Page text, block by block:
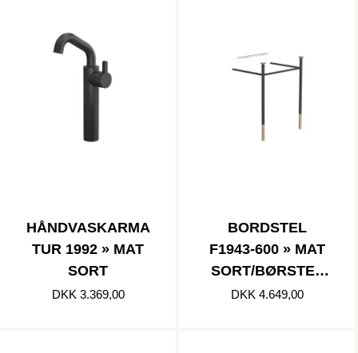
HÅNDVASKARMA
TUR 1992 » MAT
SORT
DKK 3.369,00
BORDSTEL
F1943-600 » MAT
SORT/BØRSTET
GULD
DKK 4.649,00